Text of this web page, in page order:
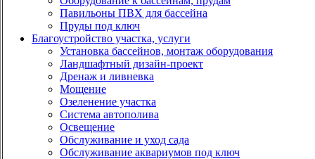
Павильоны ПВХ для бассейна
Пруды под ключ
Благоустройство участка, услуги
Установка бассейнов, монтаж оборудования
Ландшафтный дизайн-проект
Дренаж и ливневка
Мощение
Озеленение участка
Система автополива
Освещение
Обслуживание и уход сада
Обслуживание аквариумов под ключ